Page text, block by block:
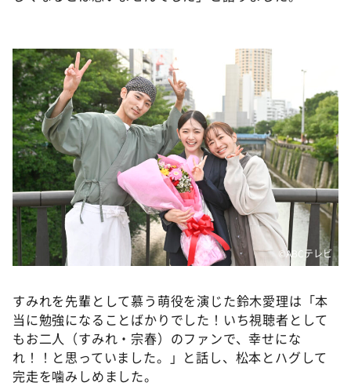
©ABCテレビ
すみれを先輩として慕う萌役を演じた鈴木愛理は「本
当に勉強になることばかりでした！いち視聴者として
もお二人（すみれ・宗春）のファンで、幸せにな
れ！！と思っていました。」と話し、松本とハグして
完走を噛みしめました。